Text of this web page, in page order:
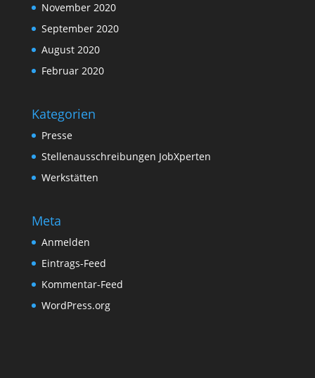
November 2020
September 2020
August 2020
Februar 2020
Kategorien
Presse
Stellenausschreibungen JobXperten
Werkstätten
Meta
Anmelden
Eintrags-Feed
Kommentar-Feed
WordPress.org